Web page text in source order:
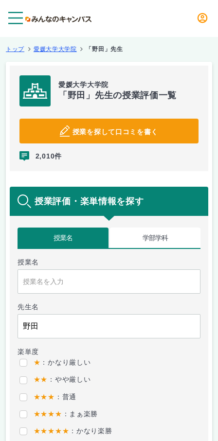
トップ 愛媛大学大学院 「野田」先生
愛媛大学大学院
「野田」先生の授業評価一覧
授業を探して口コミを書く
2,010件
授業評価・楽単情報を探す
授業名 学部学科
授業名
先生名
楽単度
★ ：かなり厳しい
★★ ：やや厳しい
★★★ ：普通
★★★★ ：まぁ楽勝
★★★★★ ：かなり楽勝